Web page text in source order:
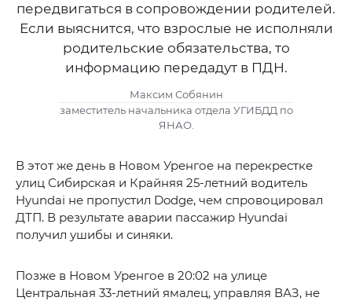
передвигаться в сопровождении родителей.
Если выяснится, что взрослые не исполняли
родительские обязательства, то
информацию передадут в ПДН.
Максим Собянин
заместитель начальника отдела УГИБДД по
ЯНАО.
В этот же день в Новом Уренгое на перекрестке
улиц Сибирская и Крайняя 25-летний водитель
Hyundai не пропустил Dodge, чем спровоцировал
ДТП. В результате аварии пассажир Hyundai
получил ушибы и синяки.
Позже в Новом Уренгое в 20:02 на улице
Центральная 33-летний ямалец, управляя ВАЗ, не